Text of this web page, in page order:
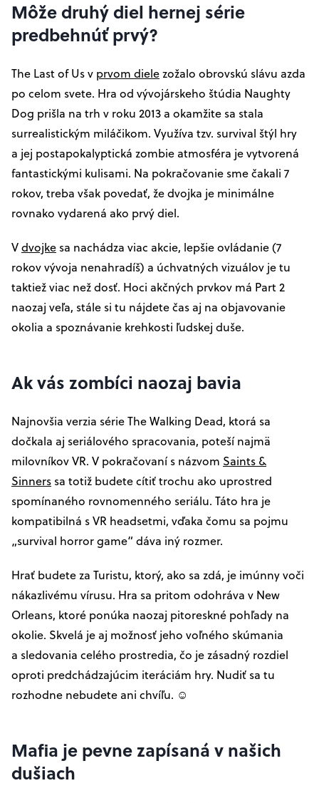
Môže druhý diel hernej série
predbehnúť prvý?
The Last of Us v prvom dielezožalo obrovskú slávu azda
po celom svete. Hra od vývojárskeho štúdia Naughty
Dog prišla na trh v roku 2013 a okamžite sa stala
surrealistickým miláčikom. Využíva tzv. survival štýl hry
a jej postapokalyptická zombie atmosféra je vytvorená
fantastickými kulisami. Na pokračovanie sme čakali 7
rokov, treba však povedať, že dvojka je minimálne
rovnako vydarená ako prvý diel.
Vdvojke sa nachádza viac akcie, lepšie ovládanie (7
rokov vývoja nenahradíš) a úchvatných vizuálov je tu
taktiež viac než dosť. Hoci akčných prvkov má Part 2
naozaj veľa, stále si tu nájdete čas aj na objavovanie
okolia a spoznávanie krehkosti ľudskej duše.
Ak vás zombíci naozaj bavia
Najnovšia verzia série The Walking Dead, ktorá sa
dočkala aj seriálového spracovania, poteší najmä
milovníkov VR. V pokračovaní s názvom Saints &
Sinners sa totiž budete cítiť trochu ako uprostred
spomínaného rovnomenného seriálu. Táto hra je
kompatibilná s VR headsetmi, vďaka čomu sa pojmu
„survival horror game“ dáva iný rozmer.
Hrať budete za Turistu, ktorý, ako sa zdá, je imúnny voči
nákazlivému vírusu. Hra sa pritom odohráva v New
Orleans, ktoré ponúka naozaj pitoreskné pohľady na
okolie. Skvelá je aj možnosť jeho voľného skúmania
a sledovania celého prostredia, čo je zásadný rozdiel
oproti predchádzajúcim iteráciám hry. Nudiť sa tu
rozhodne nebudete ani chvíľu. ☺
Mafia je pevne zapísaná v našich
dušiach